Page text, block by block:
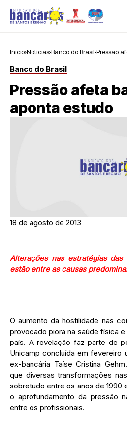
Início Notícias Banco do Brasil Pressão
Banco do Brasil
Pressão afeta
aponta estudo
18 de agosto de 2013
Alterações nas estratégias
estão entre as causas
O aumento da hostilidade nas
provocado piora na saúde física
país. A revelação faz parte de
Unicamp concluída em fevereiro
ex-bancária Taíse Cristina
que diversas transformações
sobretudo entre os anos de 1990
o aprofundamento da pressão
entre os profissionais.